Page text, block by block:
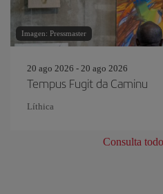
Imagen: Pressmaster
20 ago 2026 - 20 ago 2026
Tempus Fugit da Caminu
Líthica
Consulta